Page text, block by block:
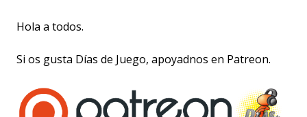
Hola a todos.
Si os gusta Días de Juego, apoyadnos en Patreon.